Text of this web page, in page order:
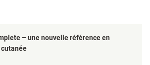
– une nouvelle référence en